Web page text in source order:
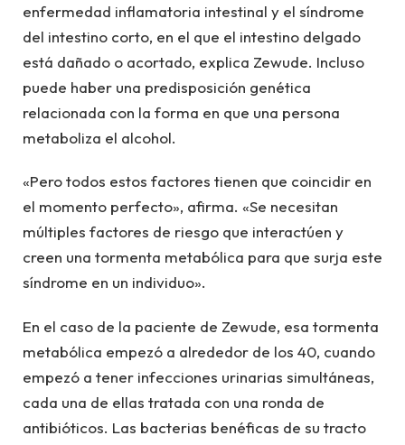
enfermedad inflamatoria intestinal y el síndrome
del intestino corto, en el que el intestino delgado
está dañado o acortado, explica Zewude. Incluso
puede haber una predisposición genética
relacionada con la forma en que una persona
metaboliza el alcohol.
«Pero todos estos factores tienen que coincidir en
el momento perfecto», afirma. «Se necesitan
múltiples factores de riesgo que interactúen y
creen una tormenta metabólica para que surja este
síndrome en un individuo».
En el caso de la paciente de Zewude, esa tormenta
metabólica empezó a alrededor de los 40, cuando
empezó a tener infecciones urinarias simultáneas,
cada una de ellas tratada con una ronda de
antibióticos. Las bacterias benéficas de su tracto